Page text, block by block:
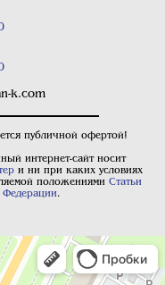
k.com
публичной офертой!
интернет-сайт носит
и ни при каких условиях
положениями Статьи
Федерации.